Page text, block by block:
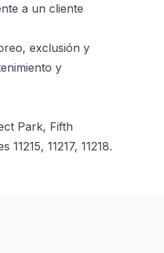
a un cliente
exclusión y
y
Park, Fifth
11217, 11218.